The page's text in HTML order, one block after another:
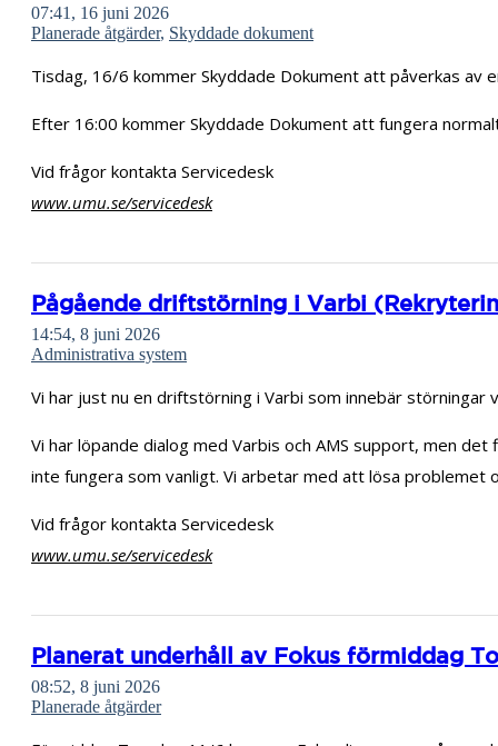
07:41, 16 juni 2026
Planerade åtgärder, Skyddade dokument
Tisdag, 16/6 kommer Skyddade Dokument att påverkas av
Efter 16:00 kommer Skyddade Dokument att fungera
Vid frågor kontakta Servicedesk
www.umu.se/servicedesk
Pågående driftstörning i Varbi
14:54, 8 juni 2026
Administrativa system
Vi har just nu en driftstörning i Varbi som innebär
Vi har löpande dialog med Varbis och AMS support, men
inte fungera som vanligt. Vi arbetar med att lösa problemet
Vid frågor kontakta Servicedesk
www.umu.se/servicedesk
Planerat underhåll av Fokus förmiddag
08:52, 8 juni 2026
Planerade åtgärder